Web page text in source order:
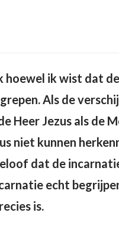
hoewel ik wist dat
Als de
Heer Jezus als de
niet kunnen
dat de
echt
is.